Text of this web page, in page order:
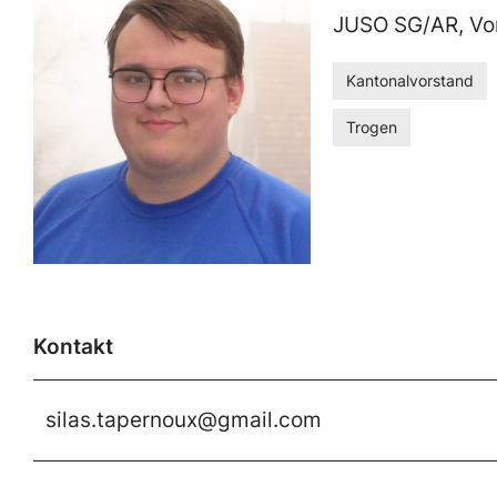
JUSO SG/AR,
Kantonalvorstand
Trogen
Kontakt
silas.tapernoux@gmail.com